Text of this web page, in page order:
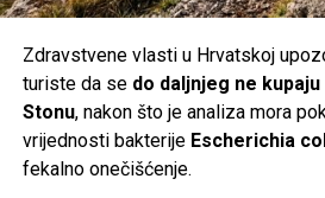
više ne vjeruju da je moguće spasiti
plan je izdvajanje poslovanja s
formiranje nove vlasničke strukture
Više od stoljeća tradicije
Korijeni Varte sežu u
Zdravstvene vlasti u Hrvatskoj
turiste da se do daljnjeg ne kupaju
Stonu, nakon što je analiza mora
vrijednosti bakterije Escherichia
fekalno onečišćenje.